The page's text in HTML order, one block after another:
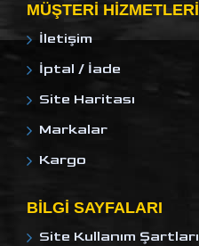
MÜŞTERI HIZMETLERI
İletişim
İptal / İade
Site Haritası
Markalar
Kargo
BILGI SAYFALARI
Site Kullanım Şartları